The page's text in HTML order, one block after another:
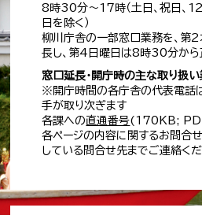
8時30分～17時（土日、祝日、
日を除く）
柳川庁舎の一部窓口業務を、第
長し、第4日曜日は8時30分から
窓口延長・開庁時の主な取り扱
※開庁時間の各庁舎の代表電話
手が取り次ぎます
各課への直通番号(170KB;
各ページの内容に関するお問合
している問合せ先までご連絡くだ